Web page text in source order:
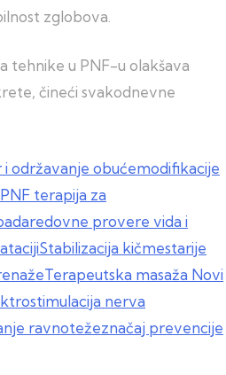
zglobova.
tehnike u PNF-u olakšava
čineći svakodnevne
i održavanje obućemodifikacije
PNF terapija za
redovne provere vida i
Stabilizacija kičmestarije
Terapeutska masaža Novi
nerva
ravnotežeznačaj prevencije